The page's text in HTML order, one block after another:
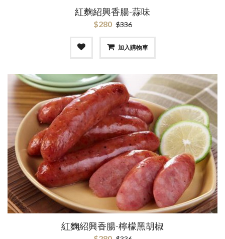
紅麴紹興香腸-蒜味
$280 $336
加入購物車
紅麴紹興香腸-檸檬黑胡椒